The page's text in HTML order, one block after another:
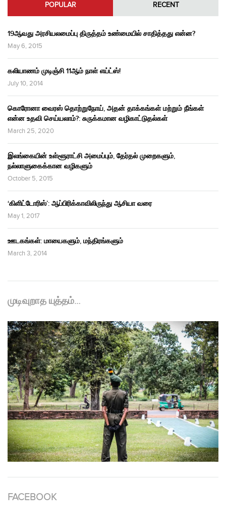
POPULAR RECENT
19ஆவது அரசியலமைப்பு திருத்தம் உண்மையில் சாதித்தது என்ன?
May 6, 2015
கலியாணம் முடிஞ்சி 11ஆம் நாள் எய்ட்ஸ்!
July 10, 2014
கொரோனா வைரஸ் தொற்றுநோய், அதன் தாக்கங்கள் மற்றும் நீங்கள்
என்ன உதவி செய்யலாம்?: சுருக்கமான வழிகாட்டுதல்கள்
March 25, 2020
இலங்கையின் உள்ளூராட்சி அமைப்பும், தேர்தல் முறைகளும்,
நல்லாளுகைக்கான வழிகளும்
October 5, 2015
‘கிளிட்டோரிஸ்’: ஆப்பிரிக்காவிலிருந்து ஆசியா வரை
May 1, 2017
ஊடகங்கள்: மாயைகளும், மந்திரங்களும்
March 3, 2014
முடிவுறாத யுத்தம்…
FACEBOOK